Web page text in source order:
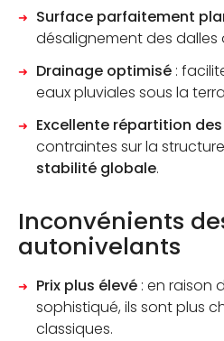
Surface parfaitement
désalignement des dalles
Drainage optimisé :
eaux pluviales sous la
Excellente répartition
contraintes sur la
stabilité globale.
Inconvénients
autonivelants
Prix plus élevé : en raison
sophistiqué, ils sont plus
classiques.